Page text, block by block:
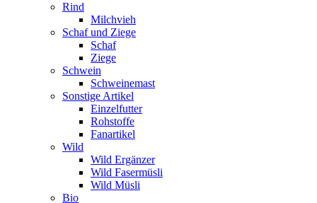
Rind
Milchvieh
Schaf und Ziege
Schaf
Ziege
Schwein
Schweinemast
Sonstige Artikel
Einzelfutter
Rohstoffe
Fanartikel
Wild
Wild Ergänzer
Wild Fasermüsli
Wild Müsli
Bio